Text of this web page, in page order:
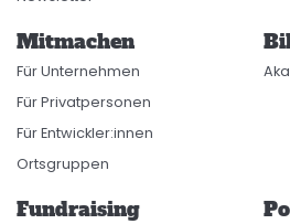
Mitmachen
Für Unternehmen
Für Privatpersonen
Für Entwickler:innen
Ortsgruppen
Fundraising